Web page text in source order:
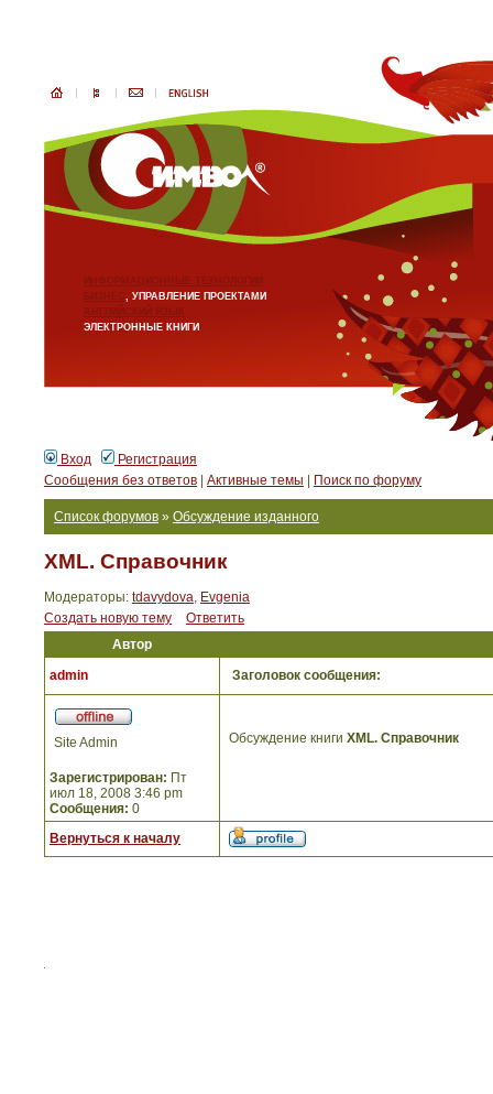
ИНФОРМАЦИОННЫЕ ТЕХНОЛОГИИ
БИЗНЕС, УПРАВЛЕНИЕ ПРОЕКТАМИ
АНГЛИЙСКИЙ ЯЗЫК
ЭЛЕКТРОННЫЕ КНИГИ
Вход
Регистрация
Сообщения без ответов
Активные темы Поиск по форуму
Список форумов » Обсуждение изданного
XML. Справочник
Модераторы: tdavydova, Evgenia
Создать новую тему
Ответить
Автор
admin
Заголовок сообщения:
Site Admin
Зарегистрирован: Пт
июл 18, 2008 3:46 pm
Сообщения: 0
Обсуждение книги XML. Справочник
Вернуться к началу